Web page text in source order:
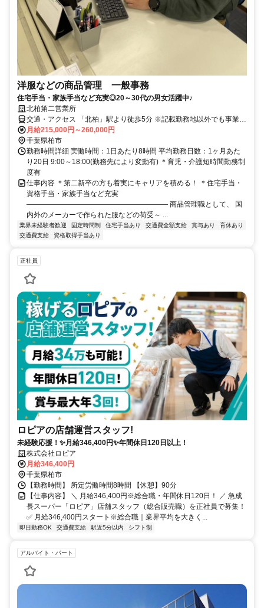
洋服などの商品管理 一般事務
住宅手当・家族手当など充実◎20～30代の男女活躍中♪
北柏第二営業所
交通・アクセス 「北柏」駅より徒歩5分 ※記載勤務地以外でも事業展
開中の東京都大井、青梅エリアの協力会社で勤務する場合もありま
す。
月給215,000円～260,000円
千葉県柏市
勤務時間詳細 実働時間：1日あたり8時間 平均勤務日数：1ヶ月あた
り20日 9:00～18:00(勤務先により変動有) ＊育児・介護短時間勤務制
度有
仕事内容 ＊第二新卒の方も着実にキャリアを積める！ ＊住宅手当・
資格手当・家族手当など充実
―――――――――――――――――――― 商品管理職として、 国
内外のメーカーで作られた服などの荷受～ ...
業界未経験者歓迎 固定時間制 住宅手当あり 交通費全額支給 賞与あり
育休あり
交通費支給
資格取得手当あり
正社員
ロピアの店舗運営スタッフ!
未経験応援！✨月給346,400円✨年間休日120日以上！
株式会社ロピア
月給346,400円
千葉県柏市
【勤務時間】 所定労働時間8時間 【休憩】90分
【仕事内容】 ＼ 月給346,400円※総合職・年間休日120日！ ／ 急成
長スーパー「ロピア」店舗スタッフ（総合販売職）を正社員で募集！
✅ 月給346,400円スタート※総合職｜業界平均を大きく...
即日勤務OK 交通費支給 駅近5分以内 シフト制
アルバイト・パート